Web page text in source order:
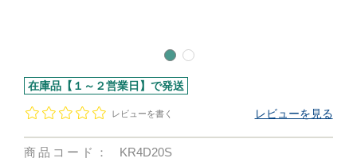
在庫品【１～２営業日】で発送
レビューを書く レビューを見る
商品コード：
KR4D20S